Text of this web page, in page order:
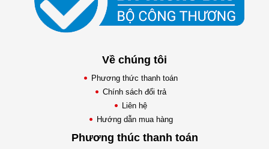
Về chúng tôi
Phương thức thanh toán
Chính sách đổi trả
Liên hệ
Hướng dẫn mua hàng
Phương thúc thanh toán